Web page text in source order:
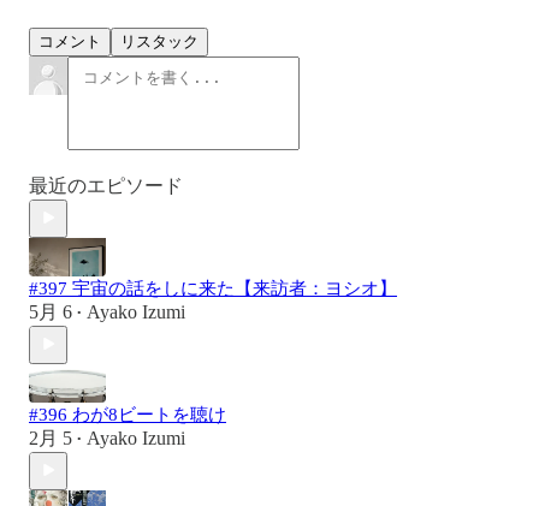
コメント リスタック
最近のエピソード
#397 宇宙の話をしに来た【来訪者：ヨシオ】
5月 6 • Ayako Izumi
#396 わが8ビートを聴け
2月 5 • Ayako Izumi